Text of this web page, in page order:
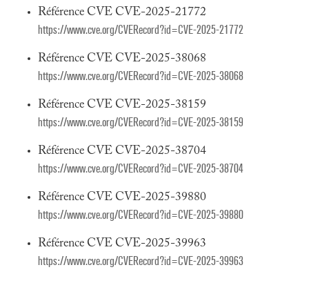
Référence CVE CVE-2025-21772
https://www.cve.org/CVERecord?id=CVE-2025-21772
Référence CVE CVE-2025-38068
https://www.cve.org/CVERecord?id=CVE-2025-38068
Référence CVE CVE-2025-38159
https://www.cve.org/CVERecord?id=CVE-2025-38159
Référence CVE CVE-2025-38704
https://www.cve.org/CVERecord?id=CVE-2025-38704
Référence CVE CVE-2025-39880
https://www.cve.org/CVERecord?id=CVE-2025-39880
Référence CVE CVE-2025-39963
https://www.cve.org/CVERecord?id=CVE-2025-39963